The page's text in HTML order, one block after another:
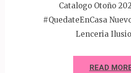
Catalogo Otoño
#QuedateEnCasa
Lenceria
READ